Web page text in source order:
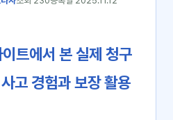
트에서 본 실제 청구
고 경험과 보장 활용